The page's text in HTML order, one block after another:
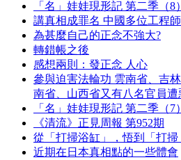
「名」娃娃現形記 第二季（8）
講真相成罪名 中國多位工程
為甚麼自己的正念不強大?
轉錯帳之後
感想兩則：發正念 人心
參與迫害法輪功 雲南省、吉
南省、山西省又有八名官員遭
「名」娃娃現形記 第二季（7）
《清流》正見周報 第952期
從「打掃浴缸」，悟到「打掃
近期在日本真相點的一些體會